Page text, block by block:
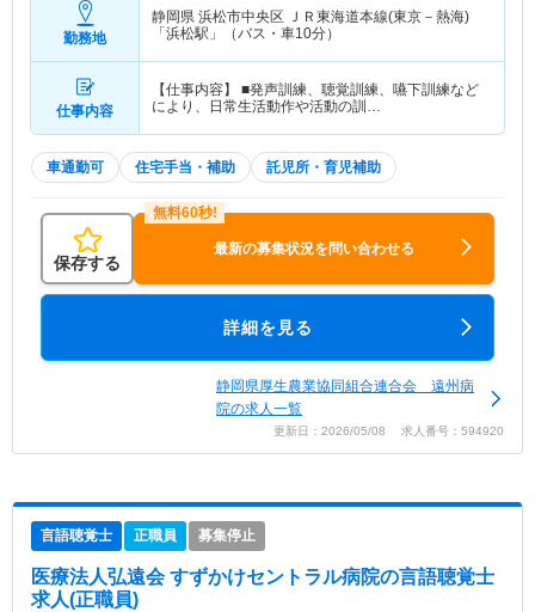
勤務地
静岡県 浜松市中央区 ＪＲ東海道本線(東京－熱海)
「浜松駅」（バス・車10分）
仕事内容
【仕事内容】 ■発声訓練、聴覚訓練、嚥下訓練など
により、日常生活動作や活動の訓…
車通勤可 住宅手当・補助 託児所・育児補助
保存する
最新の募集状況を問い合わせる
詳細を見る
静岡県厚生農業協同組合連合会 遠州病
院の求人一覧
更新日：2026/05/08 求人番号：594920
言語聴覚士 正職員 募集停止
医療法人弘遠会 すずかけセントラル病院の言語聴覚士
求人(正職員)